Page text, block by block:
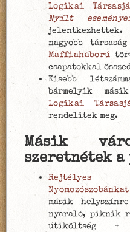
Logikai
Nyílt
jelentkezhettek.
nagyobb
Maffiaháború
csapatokkal
Kisebb
bármelyik másik
Logikai
rendelitek meg.
Másik
szeretnétek a
Rejtélyes
Nyomozószobánkat
másik
nyaraló, piknik
útiköltség +